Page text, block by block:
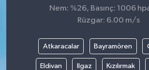
Nem: %26, Basınç: 1006
Rüzgar: 6.00 m/s
Atkaracalar Bayramören
Eldivan Ilgaz Kızılırmak